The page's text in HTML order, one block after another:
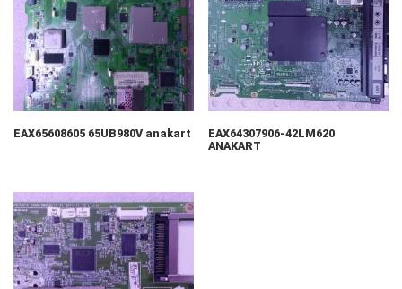
EAX65608605 65UB980V anakart
EAX64307906-42LM620
ANAKART